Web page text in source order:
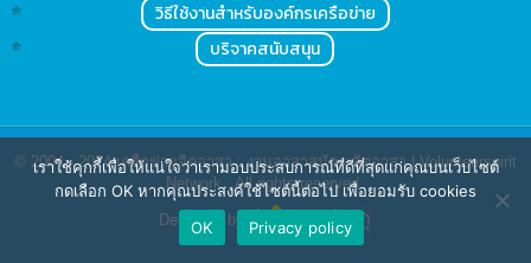
วิธีใช้งานสำหรับองค์กรเครือข่าย
บริจาคสนับสนุน
© 2004 - 2024เครือข่ายจิตอาสา : งานอาสาสมัคร จิตอาสา | Volunteerspirit
Network. All rights reserved.
Designed by
เราใช้คุกกี้เพื่อให้แน่ใจว่าเรามอบประสบการณ์ที่ดีที่สุดแก่คุณบนเว็บไซต์
กดเลือก OK หากคุณประสงค์ใช้ไซต์นี้ต่อไป เพื่อยอมรับ cookies
OK
Privacy policy